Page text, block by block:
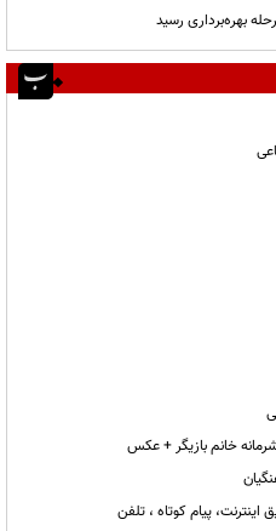
خانم بازیگر + عکس
پیام کوتاه ، تلفن